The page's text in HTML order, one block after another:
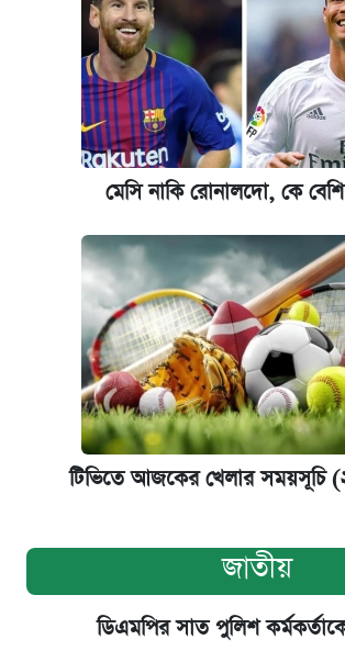
মেসি নাকি রোনালদো, কে
টিভিতে আজকের খেলার সময়সূচি
জাতীয়
ডিএমপির সাত পুলিশ